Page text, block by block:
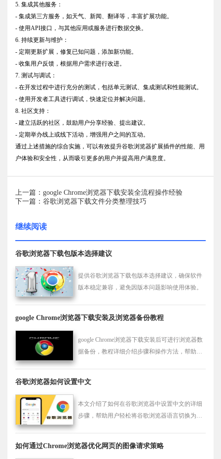
5. 集成其他服务：
- 集成第三方服务，如天气、新闻、翻译等，丰富扩展功能。
- 使用API接口，与其他应用或服务进行数据交换。
6. 持续更新与维护：
- 定期更新扩展，修复已知问题，添加新功能。
- 收集用户反馈，根据用户需求进行改进。
7. 测试与调试：
- 在开发过程中进行充分的测试，包括单元测试、集成测试和性能测试。
- 使用开发者工具进行调试，快速定位并解决问题。
8. 社区支持：
- 建立活跃的社区，鼓励用户分享经验、提出建议。
- 定期举办线上或线下活动，增强用户之间的互动。
通过上述措施的综合实施，可以有效提升谷歌浏览器扩展插件的性能、用
户体验和安全性，从而吸引更多的用户并提高用户满意度。
上一篇：google Chrome浏览器下载安装全流程操作经验
下一篇：谷歌浏览器下载文件分类整理技巧
继续阅读
谷歌浏览器下载包版本选择建议
提供谷歌浏览器下载包版本选择建议，确保软件
版本稳定兼容，避免因版本问题影响使用体验。
google Chrome浏览器下载安装及浏览器备份教程
google Chrome浏览器下载安装后可进行浏览器数
据备份，教程详细介绍步骤和操作方法，帮助用
谷歌浏览器如何设置中文
本文介绍了如何在谷歌浏览器中设置中文的详细
步骤，帮助用户轻松将谷歌浏览器语言切换为中
骤都能帮助你成功完成语言设置。
如何通过Chrome浏览器优化网页的图像请求策略